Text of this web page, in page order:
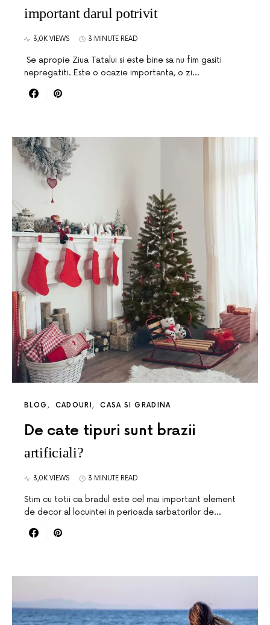
important darul potrivit
3,0K VIEWS 3 MINUTE READ
Se apropie Ziua Tatalui si este bine sa nu fim gasiti
nepregatiti. Este o ocazie importanta, o zi…
BLOG CADOURI CASA SI GRADINA
De cate tipuri sunt brazii
artificiali?
3,0K VIEWS 3 MINUTE READ
Stim cu totii ca bradul este cel mai important element
de decor al locuintei in perioada sarbatorilor de…